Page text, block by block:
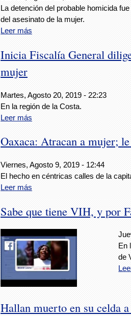
La detención del probable homicida
del asesinato de la mujer.
Leer más
Inicia Fiscalía General
mujer
Martes, Agosto 20, 2019 - 22:23
En la región de la Costa.
Leer más
Oaxaca: Atracan a mujer;
Viernes, Agosto 9, 2019 - 12:44
El hecho en céntricas calles de la
Leer más
Sabe que tiene VIH, y por
En
de
Hallan muerto en su celda